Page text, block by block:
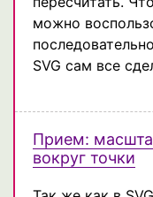
можно
SVG сам все
Прием:
вокруг точки